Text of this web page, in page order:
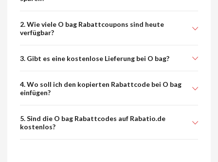
2. Wie viele O bag Rabattcoupons sind heute
verfügbar?
3. Gibt es eine kostenlose Lieferung bei O bag?
4. Wo soll ich den kopierten Rabattcode bei O bag
einfügen?
5. Sind die O bag Rabattcodes auf Rabatio.de
kostenlos?